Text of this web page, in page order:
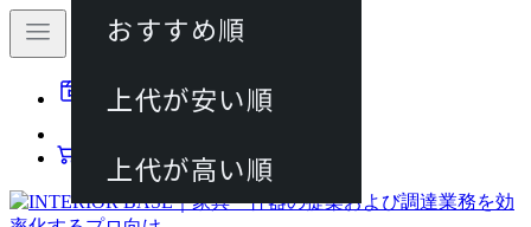
動画マニュアル
カート
おすすめ順
上代が安い順
上代が高い順